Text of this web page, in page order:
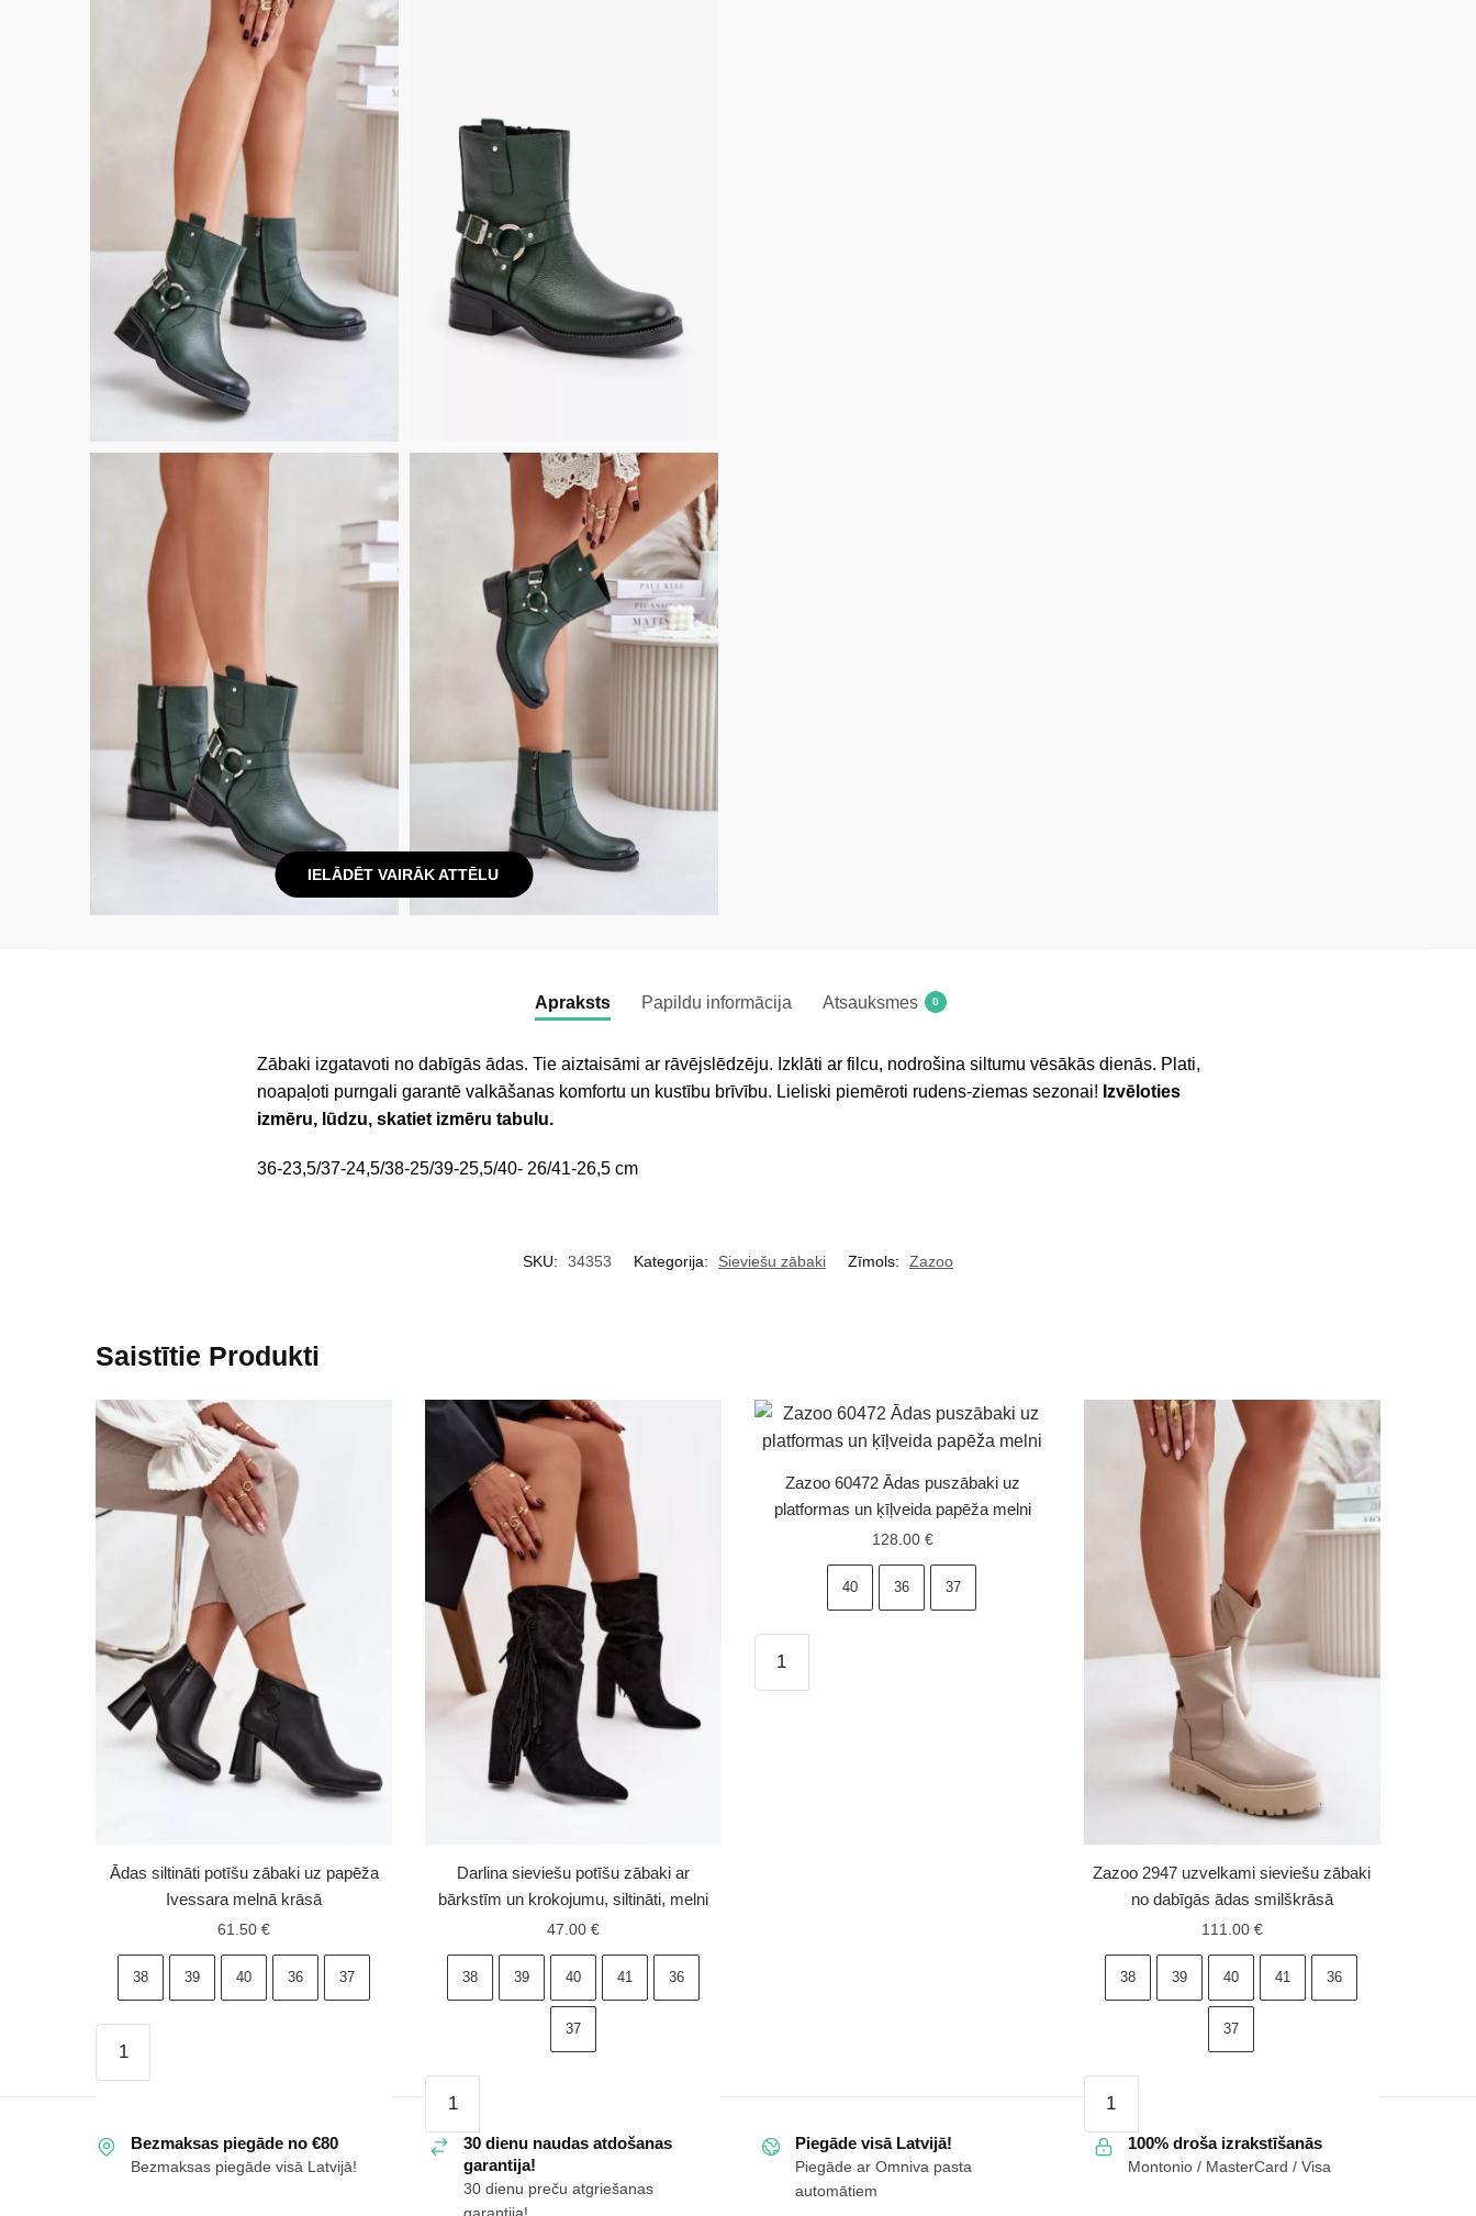
IELĀDĒT VAIRĀK ATTĒLU
Apraksts Papildu informācija Atsauksmes 0
Zābaki izgatavoti no dabīgās ādas. Tie aiztaisāmi ar rāvējslēdzēju. Izklāti ar filcu, nodrošina siltumu vēsākās dienās. Plati,
noapaļoti purngali garantē valkāšanas komfortu un kustību brīvību. Lieliski piemēroti rudens-ziemas sezonai! Izvēloties
izmēru, lūdzu, skatiet izmēru tabulu.
36-23,5/37-24,5/38-25/39-25,5/40- 26/41-26,5 cm
SKU: 34353 Kategorija: Sieviešu zābaki Zīmols: Zazoo
Saistītie Produkti
Ādas siltināti potīšu zābaki uz papēža
Ivessara melnā krāsā
61.50 €
38 39 40 36 37
siltināti
uz
papēža
Darlina sieviešu potīšu zābaki ar
bārkstīm un krokojumu, siltināti, melni
47.00 €
38 39 40 41 36
37
sieviešu
potīšu
zābaki
Zazoo 60472 Ādas puszābaki uz
platformas un ķīļveida papēža melni
128.00 €
40 36 37
60472
Zazoo 2947 uzvelkami sieviešu zābaki
no dabīgās ādas smilškrāsā
111.00 €
38 39 40 41 36
37
2947
uzvelkami
sieviešu
Bezmaksas piegāde no €80
Bezmaksas piegāde visā Latvijā!
30 dienu naudas atdošanas
garantija!
30 dienu preču atgriešanas
Piegāde visā Latvijā!
Piegāde ar Omniva pasta
automātiem
100% droša izrakstīšanās
Montonio / MasterCard / Visa